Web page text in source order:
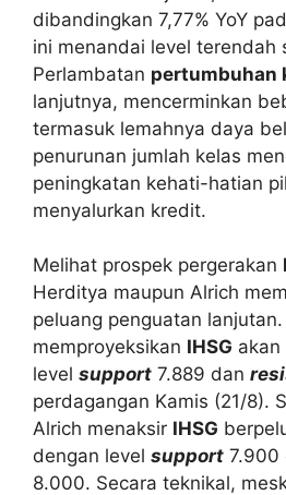
dibandingkan 7,77% YoY
ini menandai level terendah
Perlambatan pertumbuhan
lanjutnya, mencerminkan
termasuk lemahnya daya
penurunan jumlah kelas
peningkatan kehati-hatian
menyalurkan kredit.
Melihat prospek pergerakan
Herditya maupun Alrich
peluang penguatan
memproyeksikan IHSG akan
level support 7.889 dan
perdagangan Kamis (21/8).
Alrich menaksir IHSG
dengan level support 7.900
8.000. Secara teknikal,